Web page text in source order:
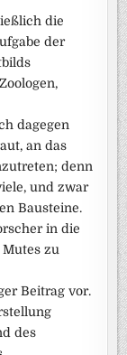
die
der
dagegen
an das
denn
und zwar
Bausteine.
in die
zu
Beitrag vor.
des